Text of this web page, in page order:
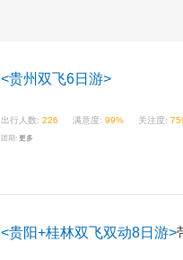
<贵州双飞6日游>
出行人数: 226 满意度: 99% 关注度:
团期: 更多
<贵阳+桂林双飞双动8日游>